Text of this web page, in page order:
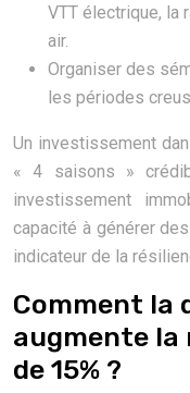
VTT électrique, la
air.
Organiser des
les périodes
Un investissement
« 4 saisons »
investissement
capacité à générer
indicateur de la
Comment la
augmente
de 15% ?